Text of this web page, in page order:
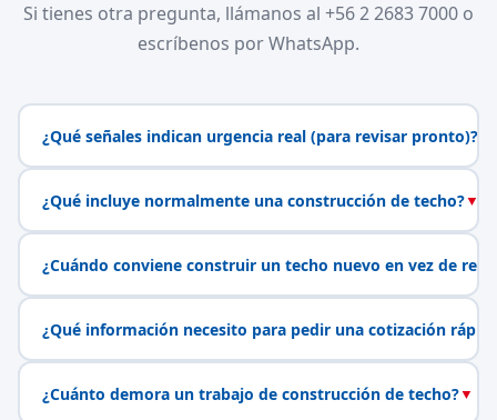
Si tienes otra pregunta, llámanos al +56 2 2683 7000 o
escríbenos por WhatsApp.
¿Qué señales indican urgencia real (para revisar pronto)?
¿Qué incluye normalmente una construcción de techo?▼
¿Cuándo conviene construir un techo nuevo en vez de
¿Qué información necesito para pedir una cotización
¿Cuánto demora un trabajo de construcción de techo?▼